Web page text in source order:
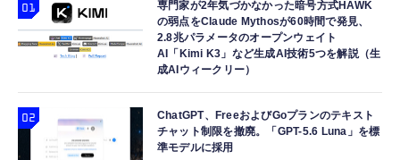
専門家が2年気づかなかった暗号方式HAWK
の弱点をClaude Mythosが60時間で発見、
2.8兆パラメータのオープンウェイト
AI「Kimi K3」など生成AI技術5つを解説（生
成AIウィークリー）
ChatGPT、FreeおよびGoプランのテキスト
チャット制限を撤廃。「GPT-5.6 Luna」を標
準モデルに採用